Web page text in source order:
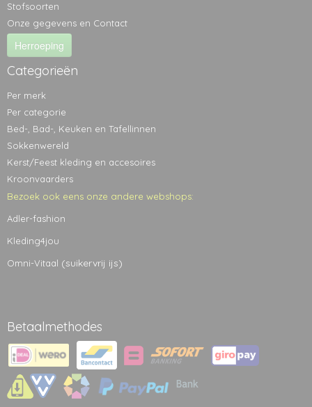
Stofsoorten
Onze gegevens en Contact
Herroeping
Categorieën
Per merk
Per categorie
Bed-, Bad-, Keuken en Tafellinnen
Sokkenwereld
Kerst/Feest kleding en accesoires
Kroonvaarders
Bezoek ook eens onze andere webshops:
Adler-fashion
Kleding4jou
Omni-Vitaal (suikervrij ijs)
Betaalmethodes